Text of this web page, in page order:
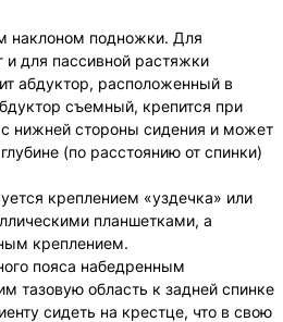
наклоном подножки. Для
и для пассивной растяжки
абдуктор, расположенный в
съемный, крепится при
нижней стороны сидения и может
(по расстоянию от спинки)
креплением «уздечка» или
планшетками, а
креплением.
пояса набедренным
тазовую область к задней спинке
сидеть на крестце, что в свою